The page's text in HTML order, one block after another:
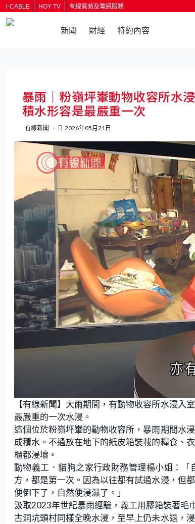
i-CABLE HOY TV 有線寬頻及電訊服務
新聞 財經 特約內容
暴雨｜粉嶺坪輋動物收容所
積水形容是最嚴重一次
有線新聞 2026年05月21日
n
m
u
t
e
a
d
d
1
5
4
8
【有線新聞】大雨期間，有動物收容所水浸
最嚴重的一次水浸。
這個位於粉嶺坪輋的動物收容所，暴雨期間水
成積水。不過放在地下的紙皮箱裝載的糧食、
櫃都浸壞。
動物義工．貓狗之家行政財務管理楊小姐：
方，都是第一次。因為以往都有試過水浸，但
便倒下了，自然便浸濕了。」
汲取2023年世紀暴雨經驗，義工用膠箱裝著毛
古洞坑頭村同樣全晚水浸，至早上仍未水退，